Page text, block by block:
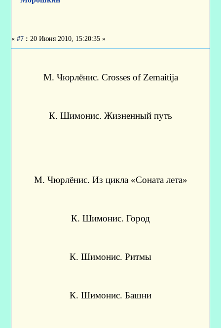
«#7 : 20 Июня 2010, 15:20:35 »
М. Чюрлёнис. Crosses of Zemaitija
К. Шимонис. Жизненный путь
М. Чюрлёнис. Из цикла «Соната лета»
К. Шимонис. Город
К. Шимонис. Ритмы
К. Шимонис. Башни